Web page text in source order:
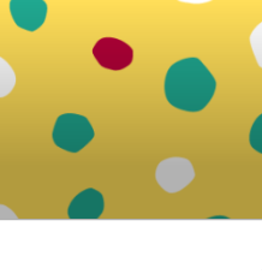
Aller
contenu
principal